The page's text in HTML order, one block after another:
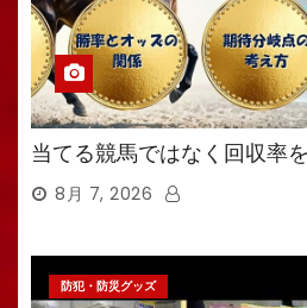
当てる競馬ではなく回収率
8月 7, 2026
防犯・防災グッズ